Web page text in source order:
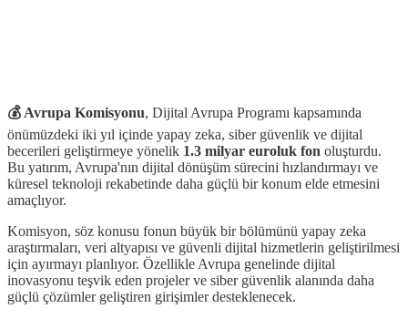
💰 Avrupa Komisyonu, Dijital Avrupa Programı kapsamında
önümüzdeki iki yıl içinde yapay zeka, siber güvenlik ve dijital
becerileri geliştirmeye yönelik 1.3 milyar euroluk fon oluşturdu.
Bu yatırım, Avrupa'nın dijital dönüşüm sürecini hızlandırmayı ve
küresel teknoloji rekabetinde daha güçlü bir konum elde etmesini
amaçlıyor.
Komisyon, söz konusu fonun büyük bir bölümünü yapay zeka
araştırmaları, veri altyapısı ve güvenli dijital hizmetlerin geliştirilmesi
için ayırmayı planlıyor. Özellikle Avrupa genelinde dijital
inovasyonu teşvik eden projeler ve siber güvenlik alanında daha
güçlü çözümler geliştiren girişimler desteklenecek.